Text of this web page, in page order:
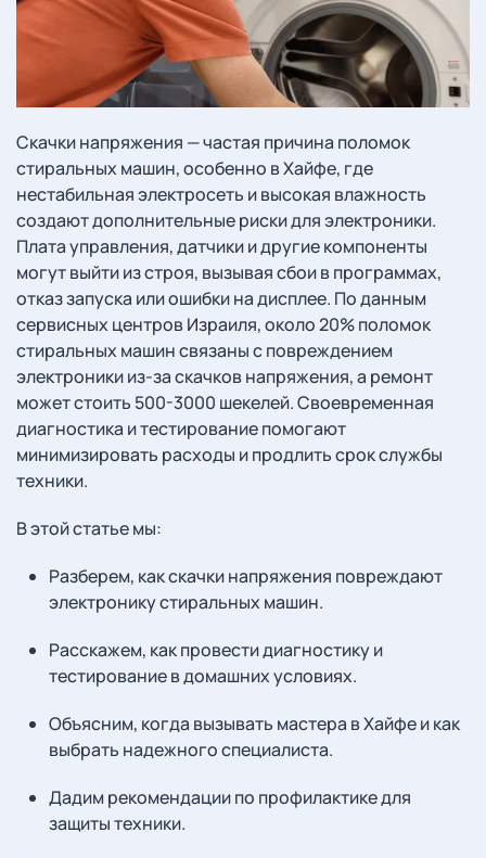
Скачки напряжения — частая причина поломок
стиральных машин, особенно в Хайфе, где
нестабильная электросеть и высокая влажность
создают дополнительные риски для электроники.
Плата управления, датчики и другие компоненты
могут выйти из строя, вызывая сбои в программах,
отказ запуска или ошибки на дисплее. По данным
сервисных центров Израиля, около 20% поломок
стиральных машин связаны с повреждением
электроники из-за скачков напряжения, а ремонт
может стоить 500-3000 шекелей. Своевременная
диагностика и тестирование помогают
минимизировать расходы и продлить срок службы
техники.
В этой статье мы:
Разберем, как скачки напряжения повреждают
электронику стиральных машин.
Расскажем, как провести диагностику и
тестирование в домашних условиях.
Объясним, когда вызывать мастера в Хайфе и как
выбрать надежного специалиста.
Дадим рекомендации по профилактике для
защиты техники.